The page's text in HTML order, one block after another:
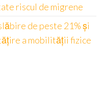
riscul de migrene
de peste 21% și
a mobilității fizice